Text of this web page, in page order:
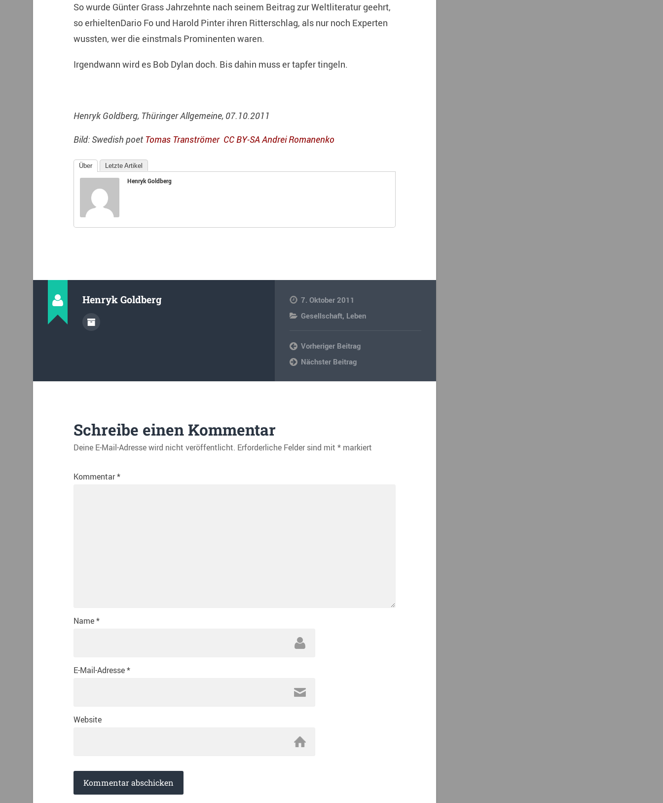
So wurde Günter Grass Jahrzehnte nach seinem Beitrag zur Weltliteratur geehrt,
so erhieltenDario Fo und Harold Pinter ihren Ritterschlag, als nur noch Experten
wussten, wer die einstmals Prominenten waren.
Irgendwann wird es Bob Dylan doch. Bis dahin muss er tapfer tingeln.
Henryk Goldberg, Thüringer Allgemeine, 07.10.2011
Bild: Swedish poet Tomas Tranströmer CC BY-SA Andrei Romanenko
Über Letzte Artikel
Henryk Goldberg
Henryk Goldberg
7. Oktober 2011
Gesellschaft, Leben
Vorheriger Beitrag
Nächster Beitrag
Schreibe einen Kommentar
Deine E-Mail-Adresse wird nicht veröffentlicht. Erforderliche Felder sind mit *markiert
Kommentar*
Name*
E-Mail-Adresse*
Website